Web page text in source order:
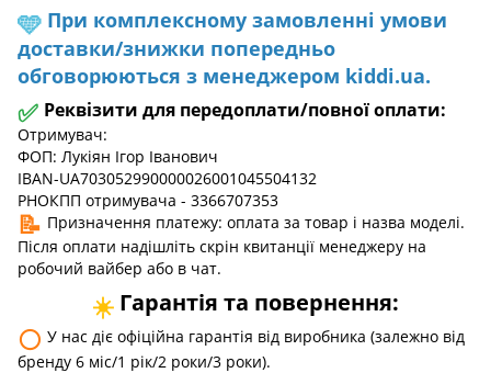
🩵 При комплексному замовленні умови
доставки/знижки попередньо
обговорюються з менеджером kiddi.ua.
✅ Реквізити для передоплати/повної оплати:
Отримувач:
ФОП: Лукіян Ігор Іванович
IBAN-UA703052990000026001045504132
РНОКПП отримувача - 3366707353
📝 Призначення платежу: оплата за товар і назва моделі.
Після оплати надішліть скрін квитанції менеджеру на
робочий вайбер або в чат.
☀️ Гарантія та повернення:
⚪ У нас діє офіційна гарантія від виробника (залежно від
бренду 6 міс/1 рік/2 роки/3 роки).